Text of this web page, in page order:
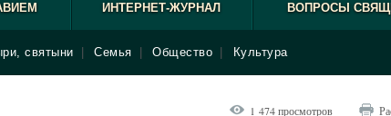
ИНТЕРНЕТ-ЖУРНАЛ ВОПРОСЫ
святыни Семья Общество Культура
1 474 просмотров